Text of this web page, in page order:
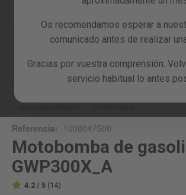
Os recomendamos esperar a
comunicado antes de realizar
Gracias por vuestra comprensión.
servicio habitual lo antes
images
gallery
GWP300X_A
Referencia: 1000047S00
Motobomba de
GWP300X_A
4.2 / 5 (14)